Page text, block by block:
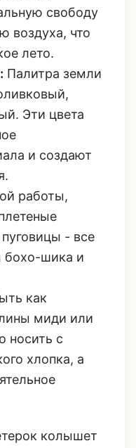
свободу
воздуха, что
лето.
Палитра земли
Эти цвета
и создают
работы,
- все
бохо-шика и
как
миди или
носить с
хлопка, а
колышет